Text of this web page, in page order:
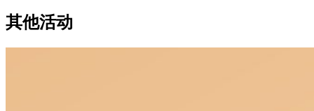
其他活动